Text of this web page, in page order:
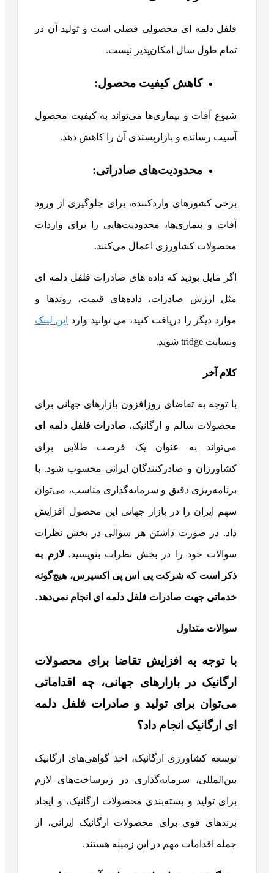
فلفل دلمه ای محصولی فصلی است و تولید آن در
تمام طول سال امکان‌پذیر نیست.
کاهش کیفیت محصول:
شیوع آفات و بیماری‌ها می‌تواند به کیفیت محصول
آسیب رسانده و بازارپسندی آن را کاهش دهد.
محدودیت‌های صادراتی:
برخی کشورهای واردکننده، برای جلوگیری از ورود
آفات و بیماری‌ها، محدودیت‌هایی را برای واردات
محصولات کشاورزی اعمال می‌کنند.
اگر مایل بودید که داده های صادرات فلفل دلمه ای
مثل ارزش صادرات، داده‌های قیمت، روندها و
موارد دیگر را دریافت کنید، می توانید وارد این لینک
وبسایت tridge شوید.
کلام آخر
با توجه به تقاضای روزافزون بازارهای جهانی برای
محصولات سالم و ارگانیک، صادرات فلفل دلمه ای
می‌تواند به عنوان یک فرصت طلایی برای
کشاورزان و صادرکنندگان ایرانی محسوب شود. با
برنامه‌ریزی دقیق و سرمایه‌گذاری مناسب، می‌توان
سهم ایران را در بازار جهانی این محصول افزایش
داد. در صورت داشتن هر سوالی در بخش نظرات
سوالات خود را در بخش نظرات بنویسید.لازم به
ذکر است که شرکت پی اس پی اکسپرس، هیچ‌گونه
خدماتی جهت صادرات فلفل دلمه ای انجام نمی‌دهد.
سوالات متداول
با توجه به افزایش تقاضا برای محصولات
ارگانیک در بازارهای جهانی، چه اقداماتی
می‌توان برای تولید و صادرات فلفل دلمه
ای ارگانیک انجام داد؟
توسعه کشاورزی ارگانیک، اخذ گواهی‌های ارگانیک
بین‌المللی، سرمایه‌گذاری در زیرساخت‌های لازم
برای تولید و بسته‌بندی محصولات ارگانیک، و ایجاد
برندهای قوی برای محصولات ارگانیک ایرانی، از
جمله اقدامات مهم در این زمینه هستند.